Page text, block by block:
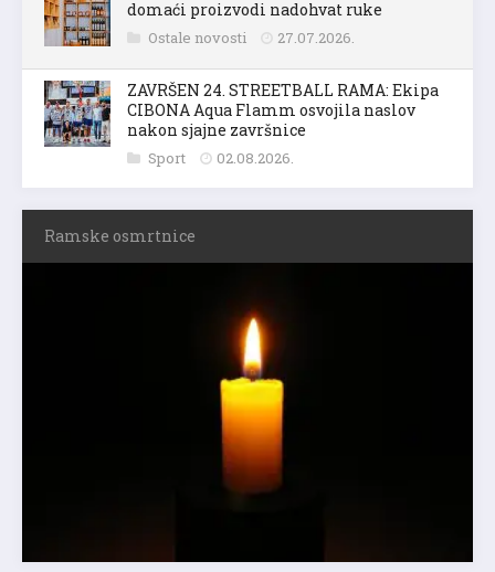
domaći proizvodi nadohvat ruke
Ostale novosti 27.07.2026.
ZAVRŠEN 24. STREETBALL RAMA: Ekipa
CIBONA Aqua Flamm osvojila naslov
nakon sjajne završnice
Sport 02.08.2026.
Ramske osmrtnice